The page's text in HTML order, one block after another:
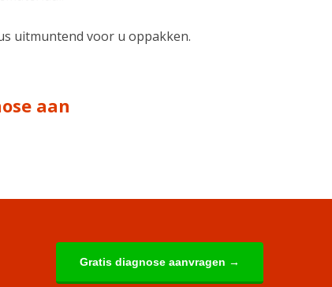
uitmuntend voor u oppakken.
aan
Gratis diagnose aanvragen →